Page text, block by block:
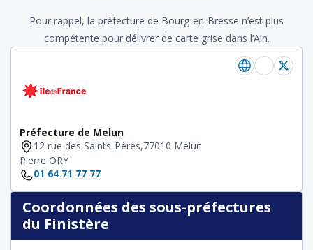
Pour rappel, la préfecture de Bourg-en-Bresse n’est plus
compétente pour délivrer de carte grise dans l’Ain.
Préfecture de Melun
12 rue des Saints-Pères,77010 Melun
Pierre ORY
01 64 71 77 77
Coordonnées des sous-préfectures
du Finistère